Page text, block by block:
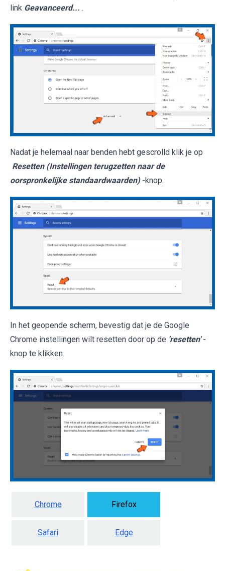
link Geavanceerd... .
Nadat je helemaal naar benden hebt gescrolld klik je op
Resetten (Instellingen terugzetten naar de
oorspronkelijke standaardwaarden) -knop.
In het geopende scherm, bevestig dat je de Google
Chrome instellingen wilt resetten door op de 'resetten' -
knop te klikken.
Chrome Firefox
Safari Edge